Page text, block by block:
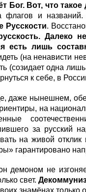
Бог. Вот, что
флагов и
Русскости.
Далеко
есть лишь
(на ненависти
(созидает одна
к себе, в
даже нынешнем,
на
за русский
на живой
гарантировано
демоном не
свет.
знамёнах